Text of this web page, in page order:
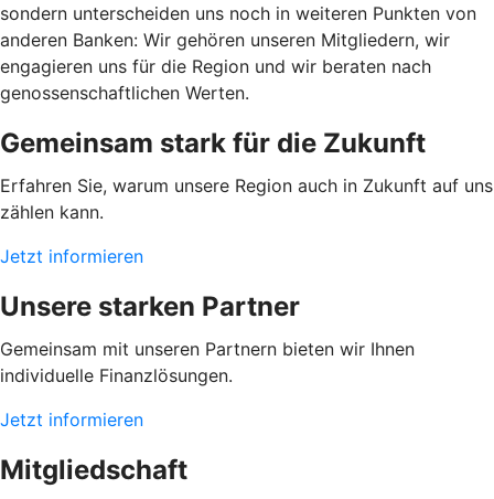
sondern unterscheiden uns noch in weiteren Punkten von
anderen Banken: Wir gehören unseren Mitgliedern, wir
engagieren uns für die Region und wir beraten nach
genossenschaftlichen Werten.
Gemeinsam stark für die Zukunft
Erfahren Sie, warum unsere Region auch in Zukunft auf uns
zählen kann.
Jetzt informieren
Unsere starken Partner
Gemeinsam mit unseren Partnern bieten wir Ihnen
individuelle Finanzlösungen.
Jetzt informieren
Mitgliedschaft